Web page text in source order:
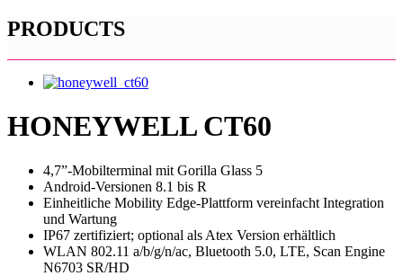
PRODUCTS
HONEYWELL CT60
4,7”-Mobilterminal mit Gorilla Glass 5
Android-Versionen 8.1 bis R
Einheitliche Mobility Edge-Plattform vereinfacht Integration
und Wartung
IP67 zertifiziert; optional als Atex Version erhältlich
WLAN 802.11 a/b/g/n/ac, Bluetooth 5.0, LTE, Scan Engine
N6703 SR/HD